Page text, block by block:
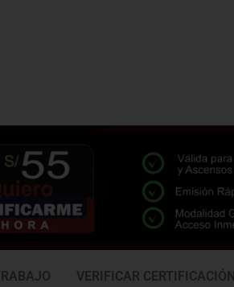
VERIFICAR CERTIFICACIÓN